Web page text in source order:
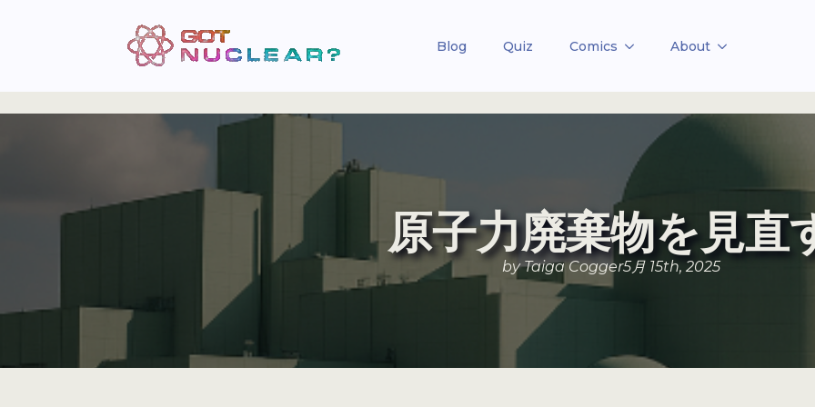
Blog Quiz Comics About
原子力廃棄物を見直
by Taiga Cogger5月 15th, 2025